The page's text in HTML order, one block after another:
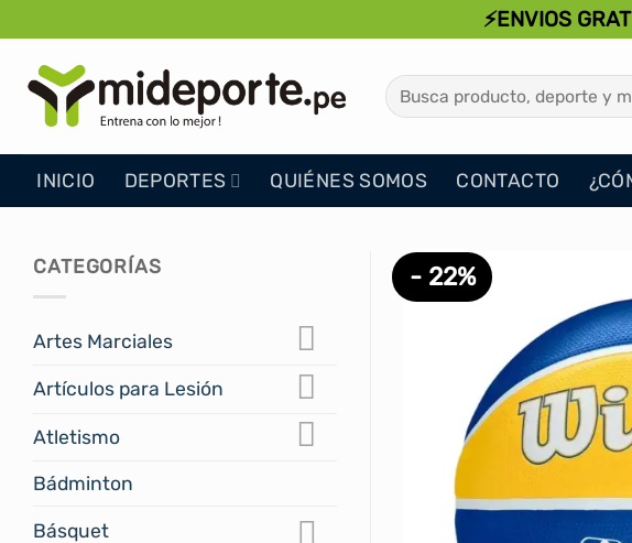
al
contenido
⚡ENVIOS
Buscar
por:
INICIO DEPORTES QUIÉNES SOMOS CONTACTO
CATEGORÍAS
Artes Marciales
Artículos para Lesión
Atletismo
Bádminton
Básquet
- 22%